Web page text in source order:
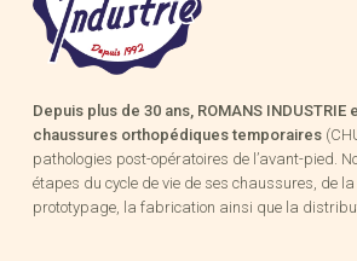
Depuis plus de 30 ans, ROMANS
chaussures orthopédiques temporaires
pathologies post-opératoires de l’avant-pied.
étapes du cycle de vie de ses chaussures, de la
prototypage, la fabrication ainsi que la